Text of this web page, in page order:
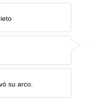
su arco.